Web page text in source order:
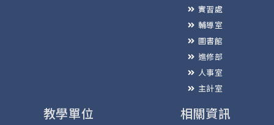
實習處
輔導室
圖書館
進修部
人事室
主計室
教學單位 相關資訊